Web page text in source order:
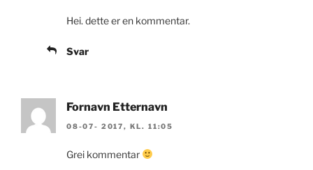
Hei. dette er en kommentar.
Svar
Fornavn Etternavn
08-07- 2017, KL. 11:05
Grei kommentar